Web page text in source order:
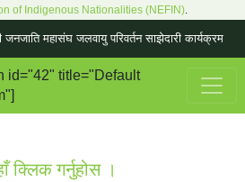
of Indigenous Nationalities (NEFIN).
महासंघ जलवायु परिवर्तन साझेदारी कार्यक्रम
id="42" title="Default
क्लिक गर्नुहोस ।